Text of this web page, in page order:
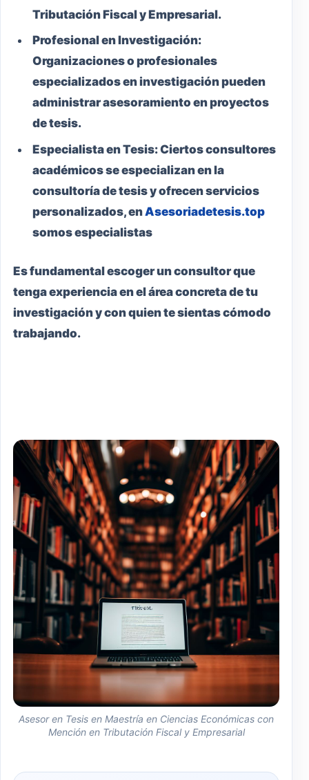
Tributación Fiscal y Empresarial.
Profesional en Investigación:
Organizaciones o profesionales
especializados en investigación pueden
administrar asesoramiento en proyectos
de tesis.
Especialista en Tesis:Ciertos consultores
académicos se especializan en la
consultoría de tesis y ofrecen servicios
personalizados, enAsesoriadetesis.top
somos especialistas
Es fundamental escoger un consultor que
tenga experiencia en el área concreta de tu
investigación y con quien te sientas cómodo
trabajando.
Asesor en Tesis en Maestría en Ciencias Económicas con
Mención en Tributación Fiscal y Empresarial